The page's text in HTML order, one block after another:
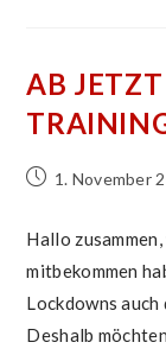
AB
Beitrag1. November
Hallo
mitbekommen
Lockdowns
Deshalb